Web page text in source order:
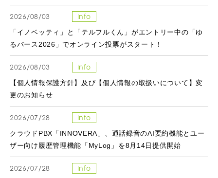
2026/08/03 Info
「イノベッティ」と「テルフルくん」がエントリー中の「ゆ
るバース2026」でオンライン投票がスタート！
2026/08/03 Info
【個人情報保護方針】及び【個人情報の取扱いについて】変
更のお知らせ
2026/07/28 Info
クラウドPBX「INNOVERA」、通話録音のAI要約機能とユー
ザー向け履歴管理機能「MyLog」を8月14日提供開始
2026/07/28 Info